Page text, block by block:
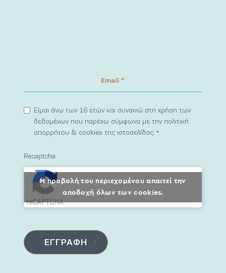
Είμαι άνω των 16 ετών και συναινώ στη χρήση των
δεδομένων που παρέχω σύμφωνα με την πολιτική
απορρήτου & cookies της ιστοσελίδας.*
Recaptcha
Η προβολή του περιεχομένου απαιτεί την
αποδοχή όλων των cookies.